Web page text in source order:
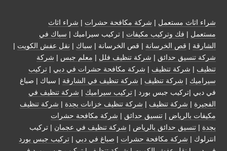
شراء اثاث مستعمل | شركة مكافحة حشرات | شراء اثاث
مستعمل | فك وتركيب مكيفات | تركيب سيراميك | سباك في
الشارقة | قص الخرسانة | قص الخرسانة | سباك | نقل عفش الكويت |
شركة تنسيق حدائق | شركة تنظيف فلل | معلم جبس | شركة
تنظيف | شركة تنظيف | شركة مكافحة حشرات في دبي | تركيب
سيراميك | شركة تنظيف | شركة تنظيف في الشارقة | سباك | صباغ
في دبي |تركيب جبس بورد | تركيب سيراميك | شركة تنظيف في
الفجيرة | شركة تنظيف | شركة تنظيف خزانات بجدة | شركة تنظيف
مكيفات بالرياض | تنسيق حدائق | شركة مكافحة حشرات
بجدة | تنسيق حدائق بالرياض | شركة تنظيف في عجمان | تركيب
انترلوك | شركة مكافحة حشرات | صباغ في دبي | تركيب جبس بورد